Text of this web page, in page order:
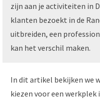
zijn aan je activiteiten in
klanten bezoekt in de
uitbreiden, een
kan het verschil maken.
In dit artikel bekijken we
kiezen voor een werkplek